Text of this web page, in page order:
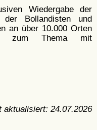
Wiedergabe der
der Bollandisten und
an über 10.000 Orten
zum Thema mit
aktualisiert: 24.07.2026